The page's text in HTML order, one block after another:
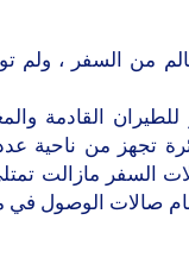
من السفر ، ولم
القادمة
تجهز من ناحية
السفر مازالت